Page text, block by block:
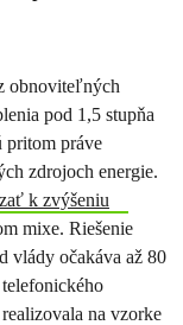
obnoviteľných
pod 1,5 stupňa
pritom práve
zdrojoch energie.
k zvýšeniu
mixe. Riešenie
vlády očakáva až 80
na vzorke